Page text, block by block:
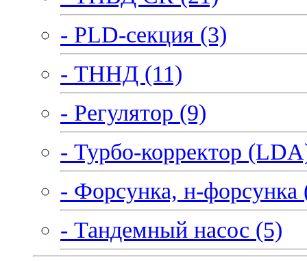
- PLD-секция (3)
- ТННД (11)
- Регулятор (9)
- Турбо-корректор
- Форсунка, н-форсунка
- Тандемный насос (5)